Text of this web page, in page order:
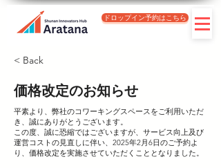
ドロップイン予約はこちら
< Back
価格改定のお知らせ
平素より、弊社のコワーキングスペースをご利用いただ
き、誠にありがとうございます。
この度、誠に恐縮ではございますが、サービス向上及び
運営コストの見直しに伴い、2025年2月6日のご予約よ
り、価格改定を実施させていただくこととなりました。